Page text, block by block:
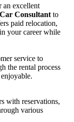
an excellent
Consultant to
paid relocation,
your career while
service to
the rental process
with reservations,
various